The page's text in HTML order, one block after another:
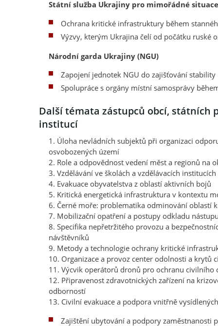
Státní služba Ukrajiny pro mimořádné situace
Ochrana kritické infrastruktury během
Výzvy, kterým Ukrajina čelí od počátku ruské
Národní garda Ukrajiny (NGU)
Zapojení jednotek NGU do zajišťování
Spolupráce s orgány místní samosprávy
Další témata zástupců obcí, státních
institucí
1. Úloha nevládních subjektů při organizaci
osvobozených území
2. Role a odpovědnost vedení měst a regionů na
3. Vzdělávání ve školách a vzdělávacích
4. Evakuace obyvatelstva z oblastí aktivních bojů
5. Kritická energetická infrastruktura v kontextu
6. Černé moře: problematika odminování oblastí
7. Mobilizační opatření a postupy odkladu
8. Specifika nepřetržitého provozu a
návštěvníků
9. Metody a technologie ochrany kritické
10. Organizace a provoz center odolnosti a krytů
11. Výcvik operátorů dronů pro ochranu
12. Připravenost zdravotnických zařízení na
odborností
13. Civilní evakuace a podpora vnitřně
Zajištění ubytování a podpory zaměstnanosti